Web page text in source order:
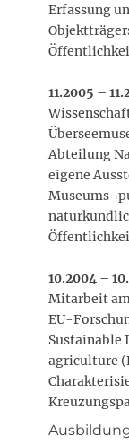
Erfassung
11.2005 –
Abteilung
eigene
10.2004 –
Mitarbeit
EU-
Sustainable
agriculture